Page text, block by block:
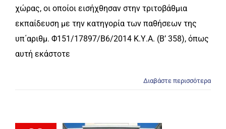
χώρας, οι οποίοι εισήχθησαν στην τριτοβάθμια
εκπαίδευση με την κατηγορία των παθήσεων της
υπ΄αριθμ. Φ151/17897/Β6/2014 Κ.Υ.Α. (Β’ 358), όπως
αυτή εκάστοτε
Διαβάστε περισσότερα